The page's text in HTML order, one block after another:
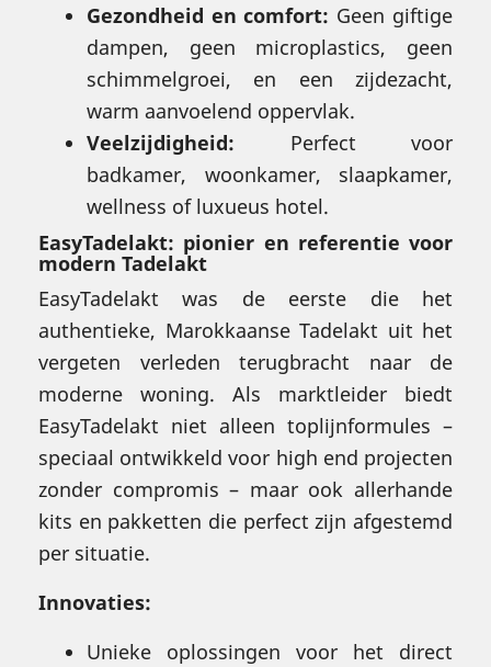
Gezondheid en comfort: Geen giftige
dampen, geen microplastics, geen
schimmelgroei, en een zijdezacht,
warm aanvoelend oppervlak.
Veelzijdigheid: Perfect voor
badkamer, woonkamer, slaapkamer,
wellness of luxueus hotel.
EasyTadelakt: pionier en referentie voor
modern Tadelakt
EasyTadelakt was de eerste die het
authentieke, Marokkaanse Tadelakt uit het
vergeten verleden terugbracht naar de
moderne woning. Als marktleider biedt
EasyTadelakt niet alleen toplijnformules –
speciaal ontwikkeld voor high end projecten
zonder compromis – maar ook allerhande
kits en pakketten die perfect zijn afgestemd
per situatie.
Innovaties:
Unieke oplossingen voor het direct